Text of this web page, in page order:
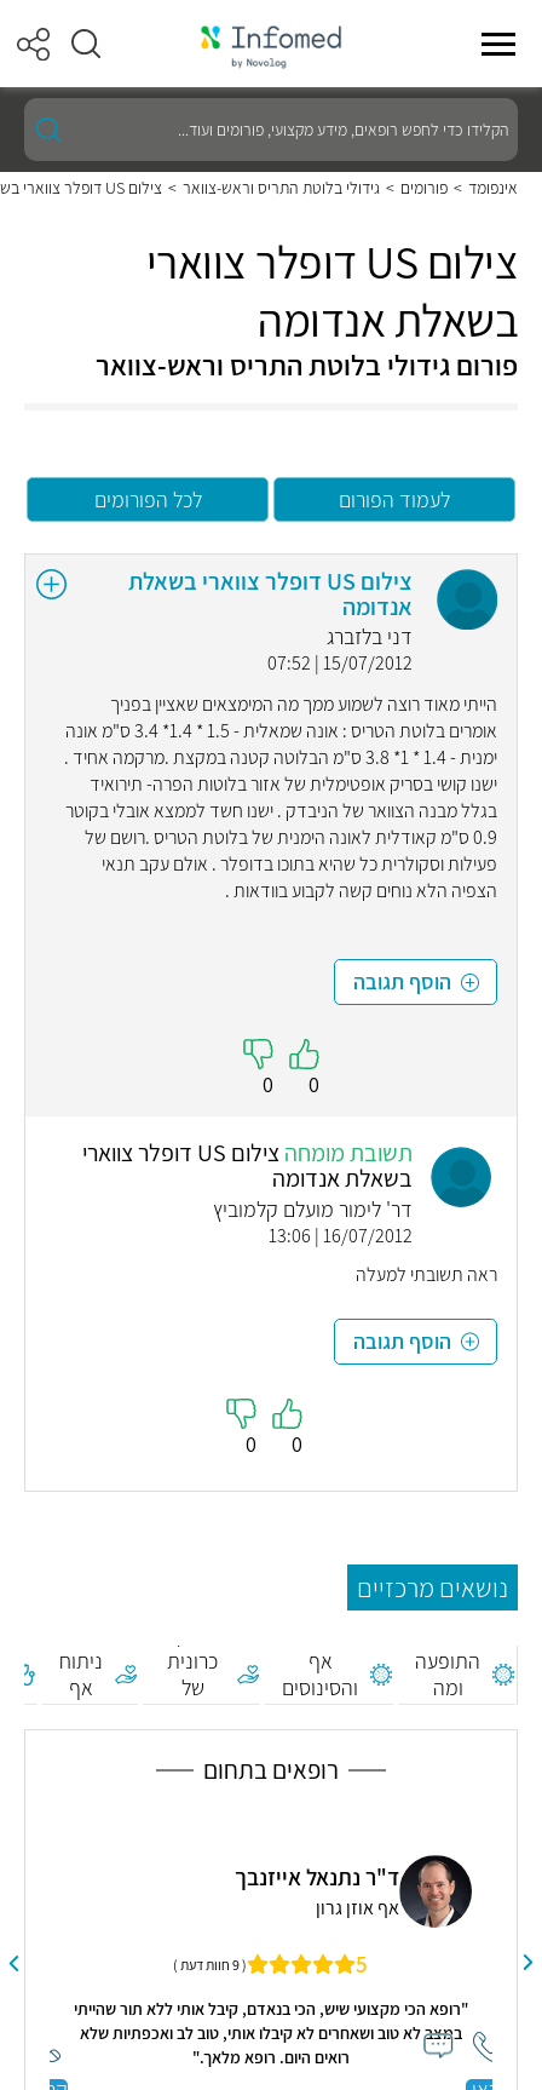
הקלידו
כדי
לחפש
רופאים,
מידע
פורומים
ועוד...
אינפומד > פורומים > גידולי בלוטת התריס וראש-צוואר > צילום US דופלר צווארי בשאלת אנדומה
צילום US דופלר צווארי
בשאלת אנדומה
פורום גידולי בלוטת התריס וראש-צוואר
לעמוד הפורום לכל הפורומים
צילום US דופלר צווארי בשאלת
אנדומה
דני בלזברג
15/07/2012 | 07:52
הייתי מאוד רוצה לשמוע ממך מה המימצאים שאציין בפניך
אומרים בלוטת הטריס : אונה שמאלית - 1.5 * 1.4* 3.4 ס"מ אונה
ימנית - 1.4 * 1* 3.8 ס"מ הבלוטה קטנה במקצת .מרקמה אחיד .
ישנו קושי בסריק אופטימלית של אזור בלוטות הפרה- תירואיד
בגלל מבנה הצוואר של הניבדק . ישנו חשד לממצא אובלי בקוטר
0.9 ס"מ קאודלית לאונה הימנית של בלוטת הטריס .רושם של
פעילות וסקולרית כל שהיא בתוכו בדופלר . אולם עקב תנאי
הצפיה הלא נוחים קשה לקבוע בוודאות .
הוסף תגובה
0
0
תשובת מומחה
צילום US דופלר צווארי
בשאלת אנדומה
דר' לימור מועלם קלמוביץ
16/07/2012 | 13:06
ראה תשובתי למעלה
הוסף תגובה
0
0
נושאים מרכזיים
ורטיגו -
התופעה
ומה
גורם
אף
והסינוסים
מולדות
כרונית
של
האוזן
ניתוח
אף
רופאים בתחום
ד"ר נתנאל אייזנבך
אף אוזן גרון
5 ( 9 חוות דעת )
"רופא הכי מקצועי שיש, הכי בנאדם, קיבל אותי ללא תור שהייתי
במצב לא טוב ושאחרים לא קיבלו אותי, טוב לב ואכפתיות שלא
רואים היום. רופא מלאך."